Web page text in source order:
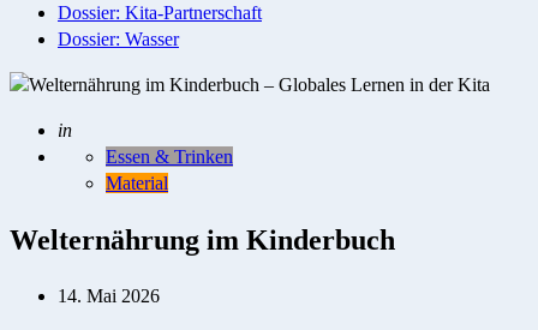
Dossier: Kita-Partnerschaft
Dossier: Wasser
Geschrieben
in
Essen & Trinken
Material
Welternährung im Kinderbuch
14. Mai 2026